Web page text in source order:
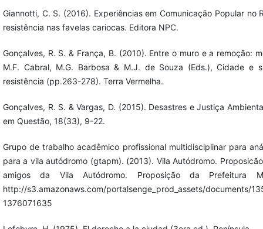
Giannotti, C. S. (2016). Experiências em Comunicação Popular
resistência nas favelas cariocas. Editora NPC.
Gonçalves, R. S. & França, B. (2010). Entre o muro e a remoção:
M.F. Cabral, M.G. Barbosa & M.J. de Souza (Eds.), Cidade e
resistência (pp.263-278). Terra Vermelha.
Gonçalves, R. S. & Vargas, D. (2015). Desastres e Justiça
em Questão, 18(33), 9-22.
Grupo de trabalho acadêmico profissional multidisciplinar para
para a vila autódromo (gtapm). (2013). Vila Autódromo.
amigos da Vila Autódromo. Proposição da Prefeitura
http://s3.amazonaws.com/portalsenge_prod_assets/documents/
1376071635